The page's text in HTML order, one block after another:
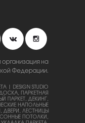
на
Федерации.
| DESIGN STUDIO
ПАРКЕТНАЯ
ПАРКЕТ, ДЕКИНГ,
НАПОЛЬНЫЕ
ДВЕРИ, ЛЕСТНИЦЫ
ПОТОЛКИ,